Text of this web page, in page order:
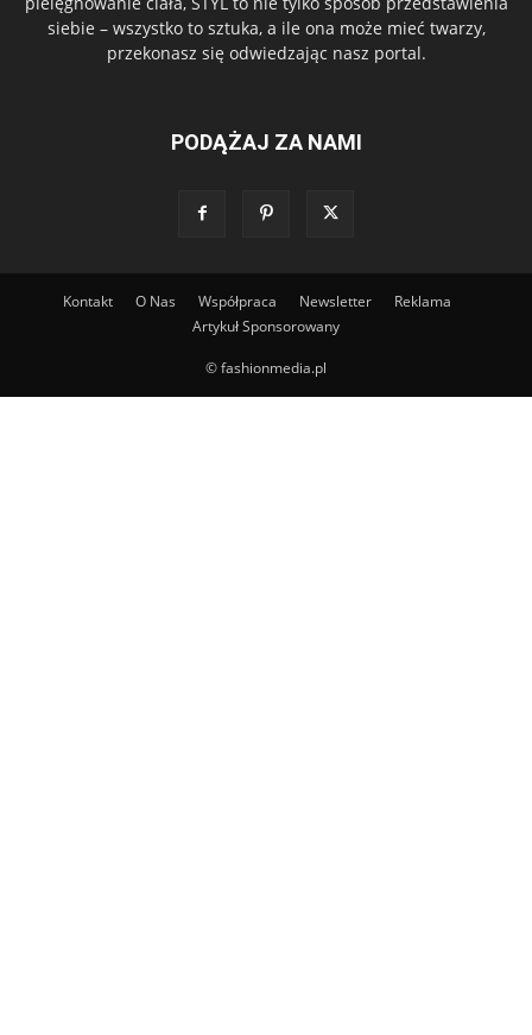
siebie – wszystko to sztuka, a ile ona może mieć twarzy,
przekonasz się odwiedzając nasz portal.
PODĄŻAJ ZA NAMI
Kontakt O Nas Współpraca Newsletter
Reklama
Artykuł Sponsorowany
© fashionmedia.pl